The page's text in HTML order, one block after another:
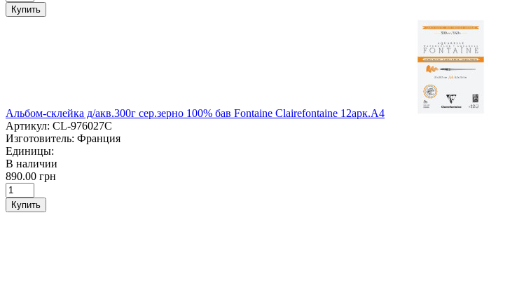
Купить
Альбом-склейка д/акв.300г сер.зерно 100% бав Fontaine Clairefontaine 12арк.А4
Артикул: CL-976027C
Изготовитель: Франция
Единицы:
В наличии
890.00 грн
Купить